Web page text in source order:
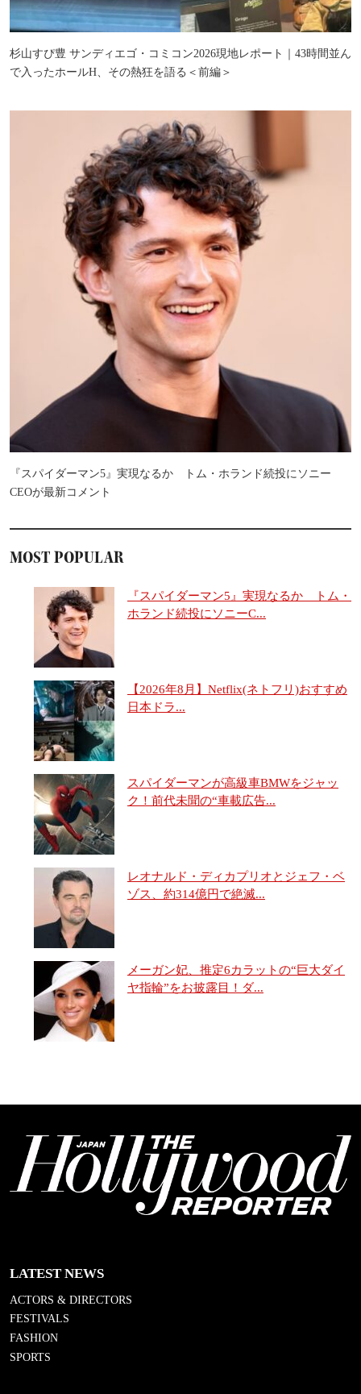
杉山すぴ豊 サンディエゴ・コミコン2026現地レポート｜43時間並ん
で入ったホールH、その熱狂を語る＜前編＞
『スパイダーマン5』実現なるか トム・ホランド続投にソニー
CEOが最新コメント
MOST POPULAR
『スパイダーマン5』実現なるか トム・
ホランド続投にソニーC...
【2026年8月】Netflix(ネトフリ)おすすめ
日本ドラ...
スパイダーマンが高級車BMWをジャッ
ク！前代未聞の“車載広告...
レオナルド・ディカプリオとジェフ・ベ
ゾス、約314億円で絶滅...
メーガン妃、推定6カラットの“巨大ダイ
ヤ指輪”をお披露目！ダ...
LATEST NEWS
ACTORS & DIRECTORS
FESTIVALS
FASHION
SPORTS